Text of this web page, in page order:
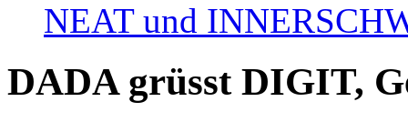
NEAT und
DADA grüsst DIGIT,